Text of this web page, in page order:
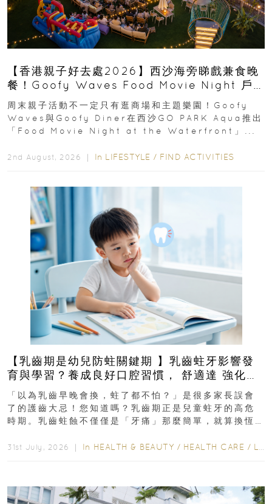
【香港親子好去處2026】西沙海旁睇戲兼食晚
餐！Goofy Waves Food Movie Night 戶
外影院逢週末登場
周末親子活動不一定只有逛商場和主題樂園！Goofy
Waves與Goofy Diner在西沙GO PARK Aqua推出
「Food Movie Night at the Waterfront」...
2nd August, 2026 ｜ In LIFESTYLE / FIND ACTIVITIES
【乳齒期是幼兒防蛀關鍵期 】乳齒蛀牙影響發
育與學習？養成良好口腔習慣， 舒適達 強化琺
瑯質 兒童牙膏防護指南
「以為乳齒早晚會換，蛀了都不怕？」是很多家長誤會
了的護齒大忌！您知道嗎？乳齒期正是兒童蛀牙的高危
時期。乳齒蛀蝕不僅僅是「牙痛」那麼簡單，就算換恆
31st July, 2026 ｜ In HEALTH & BEAUTY / HEALTH CARE / LIFESTYLE